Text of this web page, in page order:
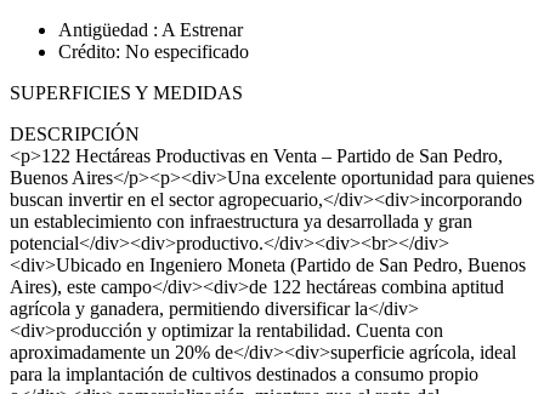
Antigüedad : A Estrenar
Crédito: No especificado
SUPERFICIES Y MEDIDAS
DESCRIPCIÓN
<p>122 Hectáreas Productivas en Venta – Partido de San Pedro,
Buenos Aires</p><p><div>Una excelente oportunidad para quienes
buscan invertir en el sector agropecuario,</div><div>incorporando
un establecimiento con infraestructura ya desarrollada y gran
potencial</div><div>productivo.</div><div><br></div>
<div>Ubicado en Ingeniero Moneta (Partido de San Pedro, Buenos
Aires), este campo</div><div>de 122 hectáreas combina aptitud
agrícola y ganadera, permitiendo diversificar la</div>
<div>producción y optimizar la rentabilidad. Cuenta con
aproximadamente un 20% de</div><div>superficie agrícola, ideal
para la implantación de cultivos destinados a consumo propio